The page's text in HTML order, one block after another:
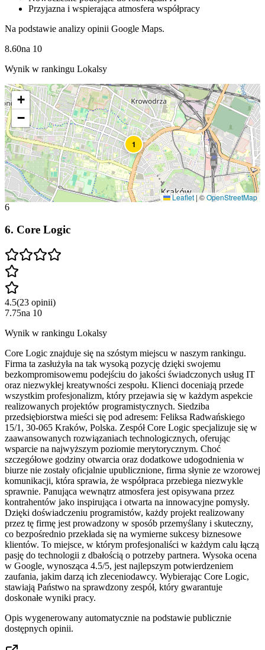
Przyjazna i wspierająca atmosfera współpracy
Na podstawie analizy opinii Google Maps.
8.60na 10
Wynik w rankingu Lokalsy
1
+
−
Leaflet |©OpenStreetMap
6
6. Core Logic
4.5(23 opinii)
7.75na 10
Wynik w rankingu Lokalsy
Core Logic znajduje się na szóstym miejscu w naszym rankingu.
Firma ta zasłużyła na tak wysoką pozycję dzięki swojemu
bezkompromisowemu podejściu do jakości świadczonych usług IT
oraz niezwykłej kreatywności zespołu. Klienci doceniają przede
wszystkim profesjonalizm, który przejawia się w każdym aspekcie
realizowanych projektów programistycznych. Siedziba
przedsiębiorstwa mieści się pod adresem: Feliksa Radwańskiego
15/1, 30-065 Kraków, Polska. Zespół Core Logic specjalizuje się w
zaawansowanych rozwiązaniach technologicznych, oferując
wsparcie na najwyższym poziomie merytorycznym. Choć
szczegółowe godziny otwarcia oraz dodatkowe udogodnienia w
biurze nie zostały oficjalnie upublicznione, firma słynie ze wzorowej
komunikacji, która sprawia, że współpraca przebiega niezwykle
sprawnie. Panująca wewnątrz atmosfera jest opisywana przez
kontrahentów jako inspirująca i otwarta na innowacyjne pomysły.
Dzięki doświadczeniu programistów, każdy projekt realizowany
przez tę firmę jest prowadzony w sposób przemyślany i skuteczny,
co bezpośrednio przekłada się na wymierne sukcesy biznesowe
klientów. To miejsce, w którym profesjonaliści w każdym calu łączą
pasję do technologii z dbałością o potrzeby partnera. Wysoka ocena
w Google, wynosząca 4.5/5, jest najlepszym potwierdzeniem
zaufania, jakim darzą ich zleceniodawcy. Wybierając Core Logic,
stawiają Państwo na sprawdzony zespół, który gwarantuje
doskonałe wyniki pracy.
Opis wygenerowany automatycznie na podstawie publicznie
dostępnych opinii.